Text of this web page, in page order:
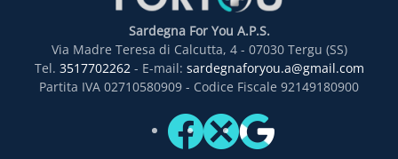
Sardegna For You A.P.S.
Via Madre Teresa di Calcutta, 4 - 07030 Tergu (SS)
Tel. 3517702262 - E-mail: sardegnaforyou.a@gmail.com
Partita IVA 02710580909 - Codice Fiscale 92149180900